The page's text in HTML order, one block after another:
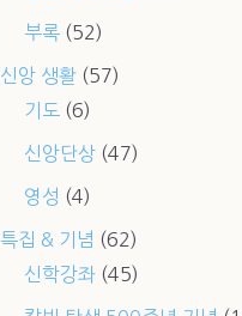
부록(52)
신앙 생활(57)
기도 (6)
신앙단상(47)
영성 (4)
특집 & 기념 (62)
신학강좌(45)